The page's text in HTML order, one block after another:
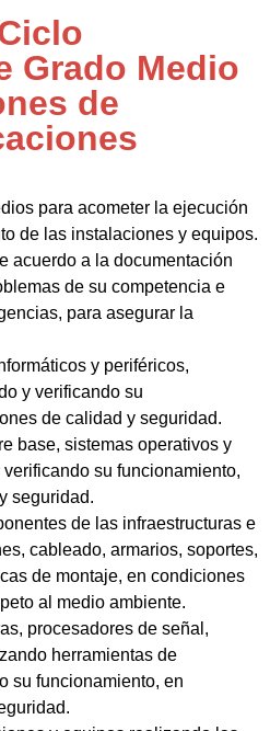
Grado Medio
de
para acometer la ejecución
de las instalaciones y equipos.
acuerdo a la documentación
de su competencia e
para asegurar la
y periféricos,
y verificando su
de calidad y seguridad.
base, sistemas operativos y
su funcionamiento,
seguridad.
de las infraestructuras e
cableado, armarios, soportes,
de montaje, en condiciones
al medio ambiente.
procesadores de señal,
herramientas de
su funcionamiento, en